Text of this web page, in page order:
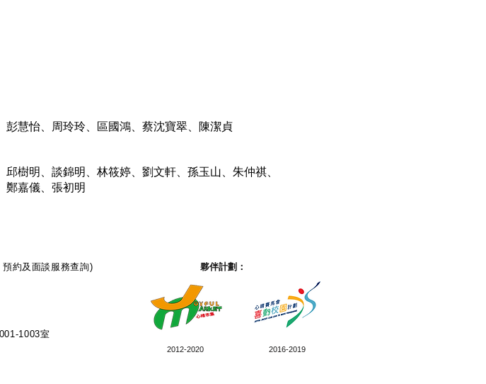
慧怡、周玲玲、區國鴻、蔡沈寶翠、陳潔貞
樹明、談錦明、林筱婷、劉文軒、孫玉山、朱仲祺、
鄭嘉儀、張初明
預約及面談服務查詢)
1003室
夥伴計劃：
2012-2020 2016-2019